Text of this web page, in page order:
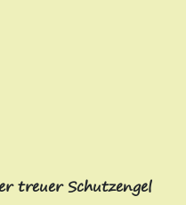
treuer Schutzengel